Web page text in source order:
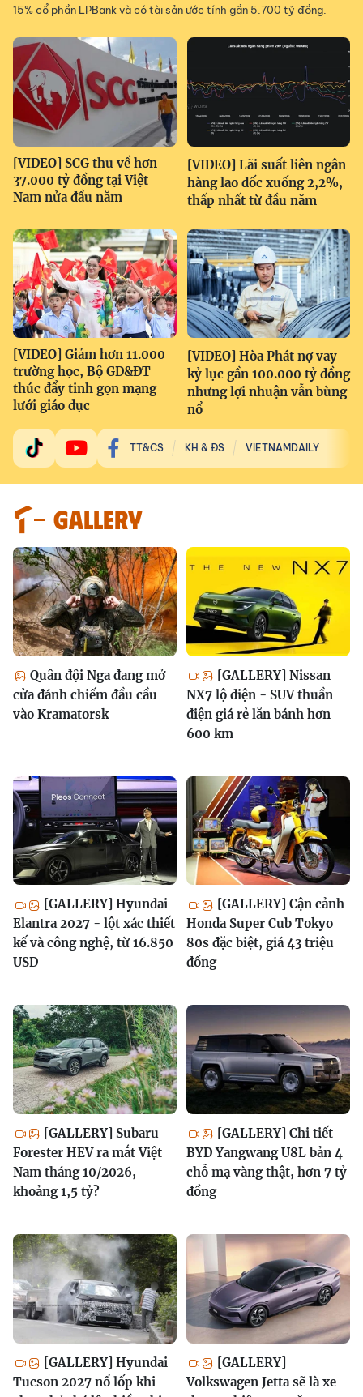
15% cổ phần LPBank và có tài sản ước tính gần 5.700 tỷ đồng.
[VIDEO] SCG thu về hơn
37.000 tỷ đồng tại Việt
Nam nửa đầu năm
[VIDEO] Lãi suất liên ngân
hàng lao dốc xuống 2,2%,
thấp nhất từ đầu năm
[VIDEO] Giảm hơn 11.000
trường học, Bộ GD&ĐT
thúc đẩy tinh gọn mạng
lưới giáo dục
[VIDEO] Hòa Phát nợ vay
kỷ lục gần 100.000 tỷ đồng
nhưng lợi nhuận vẫn bùng
nổ
TT&CS KH & ĐS VIETNAMDAILY
GALLERY
Quân đội Nga đang mở
cửa đánh chiếm đầu cầu
vào Kramatorsk
[GALLERY] Nissan
NX7 lộ diện - SUV thuần
điện giá rẻ lăn bánh hơn
600 km
[GALLERY] Hyundai
Elantra 2027 - lột xác thiết
kế và công nghệ, từ 16.850
USD
[GALLERY] Cận cảnh
Honda Super Cub Tokyo
80s đặc biệt, giá 43 triệu
đồng
[GALLERY] Subaru
Forester HEV ra mắt Việt
Nam tháng 10/2026,
khoảng 1,5 tỷ?
[GALLERY] Chi tiết
BYD Yangwang U8L bản 4
chỗ mạ vàng thật, hơn 7 tỷ
đồng
[GALLERY] Hyundai
Tucson 2027 nổ lốp khi
[GALLERY]
Volkswagen Jetta sẽ là xe